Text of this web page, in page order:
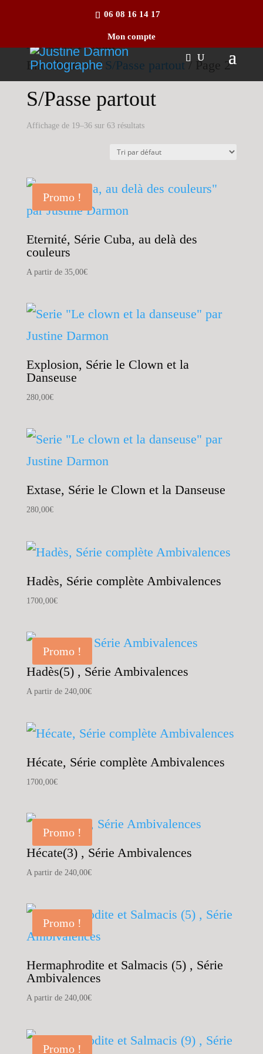
06 08 16 14 17
Mon compte
Accueil/ Produit
Encadrement / S/Passe partout/ Page 2
S/Passe partout
Affichage de 19–36 sur 63 résultats
Promo !
Eternité, Série Cuba, au delà des
couleurs
A partir de 35,00€
Explosion, Série le Clown et la
Danseuse
280,00€
Extase, Série le Clown et la Danseuse
280,00€
Hadès, Série complète Ambivalences
1700,00€
Promo !
Hadès(5) , Série Ambivalences
A partir de 240,00€
Hécate, Série complète Ambivalences
1700,00€
Promo !
Hécate(3) , Série Ambivalences
A partir de 240,00€
Promo !
Hermaphrodite et Salmacis (5) , Série
Ambivalences
A partir de 240,00€
Promo !